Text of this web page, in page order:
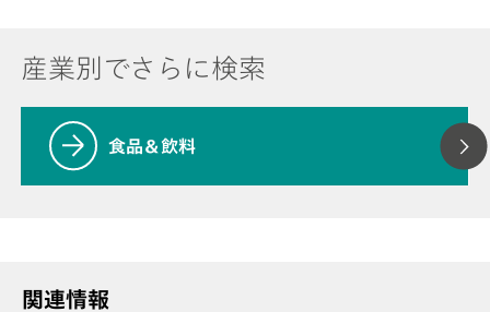
産業別でさらに検索
食品＆飲料
関連情報